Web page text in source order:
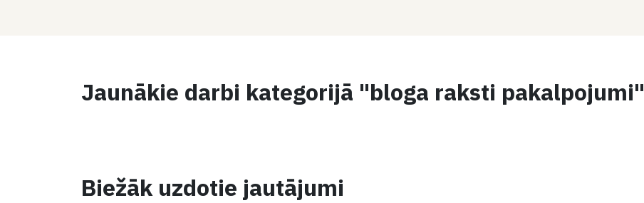
Jaunākie darbi kategorijā "bloga raksti pakalpojumi"
Biežāk uzdotie jautājumi